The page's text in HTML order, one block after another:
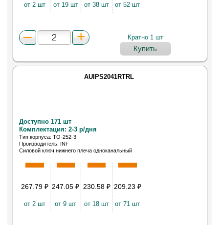
от 2 шт от 19 шт от 38 шт от 52 шт
Кратно 1 шт
Купить
AUIPS2041RTRL
Доступно 171 шт
Комплектация: 2-3 р/дня
Тип корпуса: TO-252-3
Производитель: INF
Силовой ключ нижнего плеча одноканальный
267.79 ₽
от 2 шт
247.05₽
от 9 шт
230.58 ₽
от 18 шт
209.23 ₽
от 71 шт